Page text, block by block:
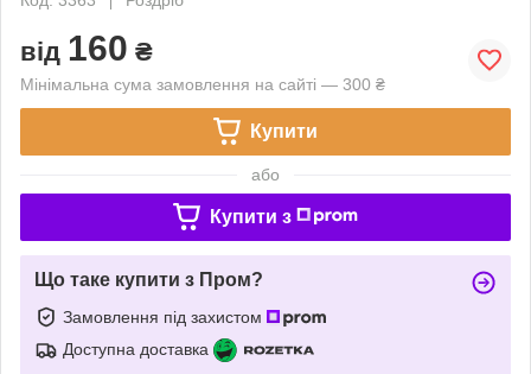
від 160 ₴
Мінімальна сума замовлення на сайті — 300 ₴
Купити
або
Купити з
Що таке купити з Пром?
Замовлення під захистом
Доступна доставка